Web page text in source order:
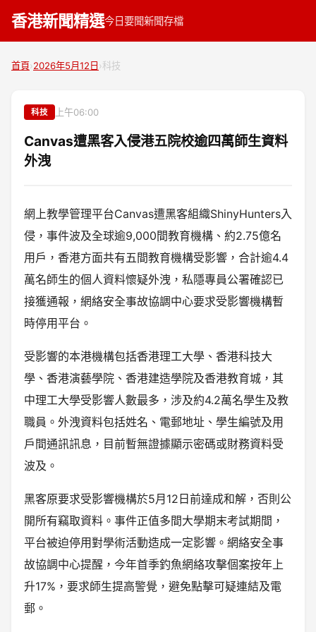
香港新聞精選今日要聞新聞存檔
首頁›2026年5月12日 ›科技
科技 上午06:00
Canvas遭黑客入侵港五院校逾四萬師生資料
外洩
網上教學管理平台Canvas遭黑客組織ShinyHunters入
侵，事件波及全球逾9,000間教育機構、約2.75億名
用戶，香港方面共有五間教育機構受影響，合計逾4.4
萬名師生的個人資料懷疑外洩，私隱專員公署確認已
接獲通報，網絡安全事故協調中心要求受影響機構暫
時停用平台。
受影響的本港機構包括香港理工大學、香港科技大
學、香港演藝學院、香港建造學院及香港教育城，其
中理工大學受影響人數最多，涉及約4.2萬名學生及教
職員。外洩資料包括姓名、電郵地址、學生編號及用
戶間通訊訊息，目前暫無證據顯示密碼或財務資料受
波及。
黑客原要求受影響機構於5月12日前達成和解，否則公
開所有竊取資料。事件正值多間大學期末考試期間，
平台被迫停用對學術活動造成一定影響。網絡安全事
故協調中心提醒，今年首季釣魚網絡攻擊個案按年上
升17%，要求師生提高警覺，避免點擊可疑連結及電
郵。